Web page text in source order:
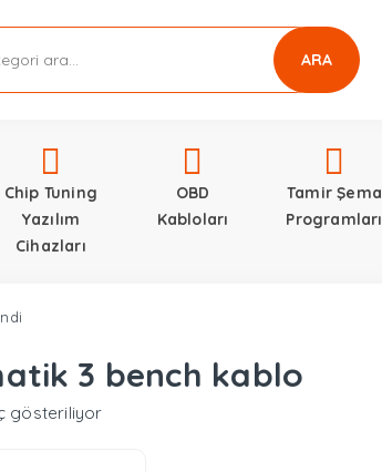
ARA
Chip Tuning
Yazılım
Cihazları
OBD
Kabloları
Tamir Şema
Programları
3 bench kablo
gösteriliyor